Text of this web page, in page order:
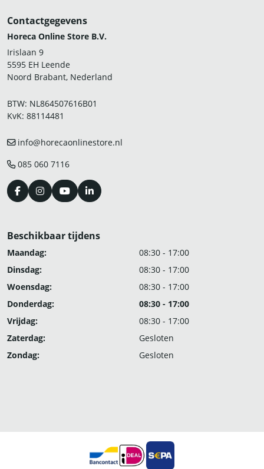
Contactgegevens
Horeca Online Store B.V.
Irislaan 9
5595 EH Leende
Noord Brabant, Nederland
BTW: NL864507616B01
KvK: 88114481
info@horecaonlinestore.nl
085 060 7116
Beschikbaar tijdens
Maandag:
08:30 - 17:00
Dinsdag:
08:30 - 17:00
Woensdag:
08:30 - 17:00
Donderdag:
08:30 - 17:00
Vrijdag:
08:30 - 17:00
Zaterdag:
Gesloten
Zondag:
Gesloten